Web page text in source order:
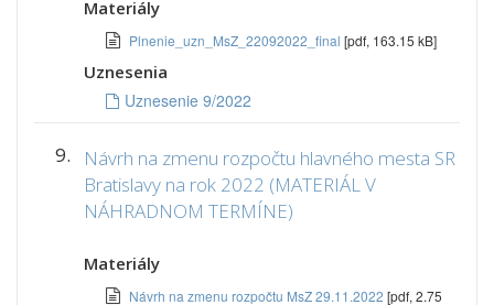
Materiály
Plnenie_uzn_MsZ_22092022_final [pdf, 163.15 kB]
Uznesenia
Uznesenie 9/2022
9.
Návrh na zmenu rozpočtu hlavného mesta SR
Bratislavy na rok 2022 (MATERIÁL V
NÁHRADNOM TERMÍNE)
Materiály
Návrh na zmenu rozpočtu MsZ 29.11.2022 [pdf, 2.75